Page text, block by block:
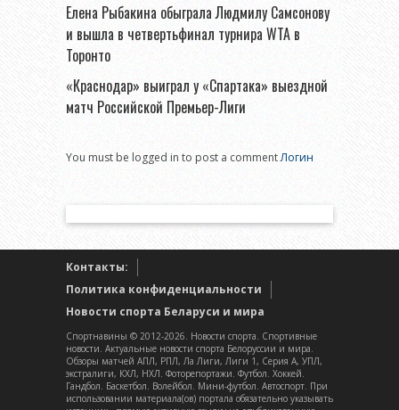
Елена Рыбакина обыграла Людмилу Самсонову
и вышла в четвертьфинал турнира WTA в
Торонто
«Краснодар» выиграл у «Спартака» выездной
матч Российской Премьер-Лиги
You must be logged in to post a commentЛогин
Контакты:
Политика конфиденциальности
Новости спорта Беларуси и мира
Спортнавины © 2012-2026. Новости спорта. Спортивные
новости. Актуальные новости спорта Белоруссии и мира.
Обзоры матчей АПЛ, РПЛ, Ла Лиги, Лиги 1, Серия А, УПЛ,
экстралиги, КХЛ, НХЛ. Фоторепортажи. Футбол. Хоккей.
Гандбол. Баскетбол. Волейбол. Мини-футбол. Автоспорт. При
использовании материала(ов) портала обязательно указывать